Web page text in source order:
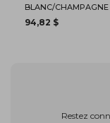
ROSE
Restez